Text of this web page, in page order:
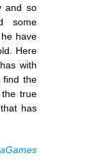
and so
some
have
Here
with
find the
true
has